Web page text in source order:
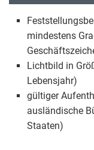
mindestens
Lichtbild in
Lebensjahr)
gültiger
ausländische
Staaten)